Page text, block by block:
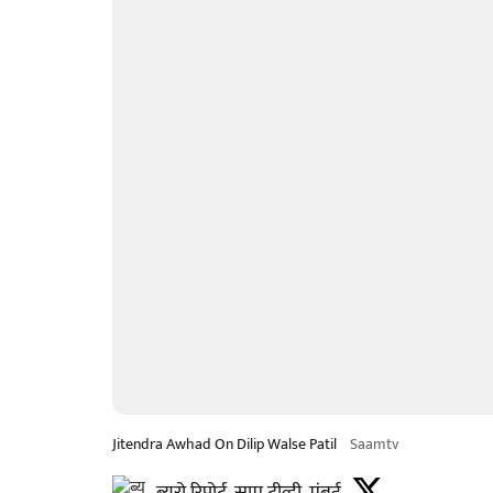
Jitendra Awhad On Dilip Walse Patil Saamtv